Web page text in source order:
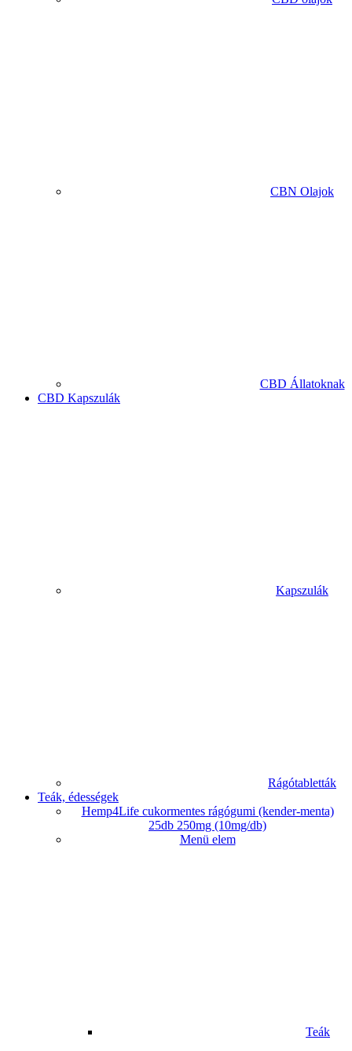
CBN Olajok
CBD Állatoknak
CBD Kapszulák
Kapszulák
Rágótabletták
Teák, édességek
Hemp4Life cukormentes rágógumi (kender-menta)
25db 250mg (10mg/db)
Menü elem
Teák